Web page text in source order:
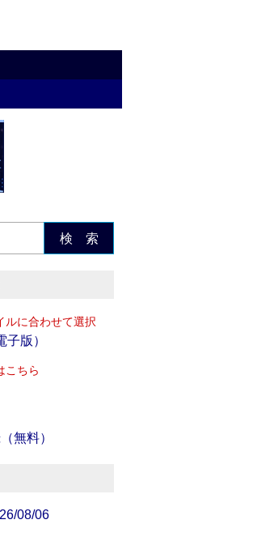
検 索
ルに合わせて選択
版）
こちら
無料）
08/06